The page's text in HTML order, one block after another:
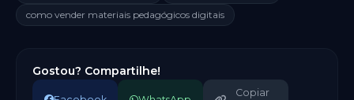
como vender materiais pedagógicos digitais
Gostou? Compartilhe!
Copiar